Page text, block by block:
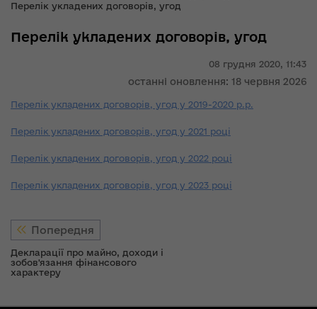
Перелік укладених договорів, угод
08 грудня 2020, 11:43
останні оновлення: 18 червня 2026
Перелік укладених договорів, угод
Перелік укладених договорів, угод у 2019-2020 р.р.
Перелік укладених договорів, угод у 2021 році
Перелік укладених договорів, угод у 2022 році
Перелік укладених договорів, угод у 2023 році
Попередня
Декларації про майно, доходи і
зобов'язання фінансового
характеру